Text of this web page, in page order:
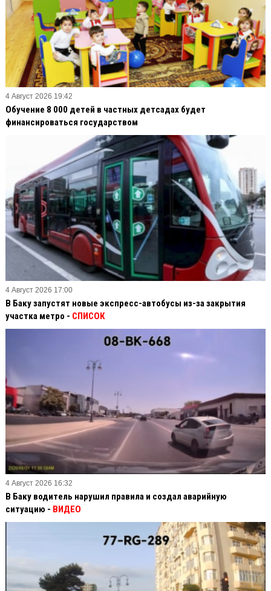
4 Август 2026 19:42
Обучение 8 000 детей в частных детсадах будет
финансироваться государством
4 Август 2026 17:00
В Баку запустят новые экспресс-автобусы из-за закрытия
участка метро - СПИСОК
4 Август 2026 16:32
В Баку водитель нарушил правила и создал аварийную
ситуацию - ВИДЕО